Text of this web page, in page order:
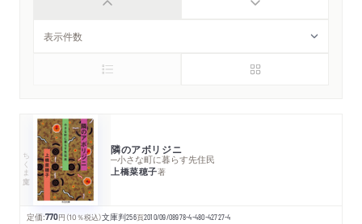
ちくま文庫 隣のアボリジニ
─小さな町に暮らす先住民
上橋菜穂子著
定価:770円 （10％税込）文庫判256頁2010/09/08978-4-480-42727-4